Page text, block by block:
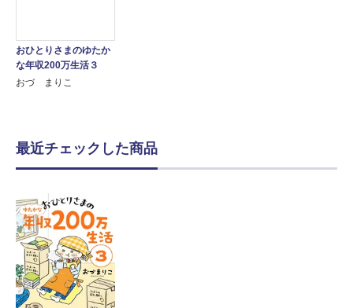
おひとりさまのゆたか
な年収200万生活３
おづ まりこ
最近チェックした商品